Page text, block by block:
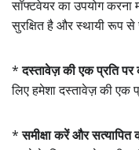
सॉफ्टवेयर का उपयोग करना
सुरक्षित है और स्थायी रूप से
*दस्तावेज़ की एक प्रति पर
लिए हमेशा दस्तावेज़ की एक
*समीक्षा करें और सत्यापित